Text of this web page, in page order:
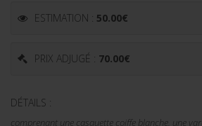
ESTIMATION : 50.00€
PRIX ADJUGÉ : 70.00€
DÉTAILS :
comprenant une casquette coiffe blanche, une